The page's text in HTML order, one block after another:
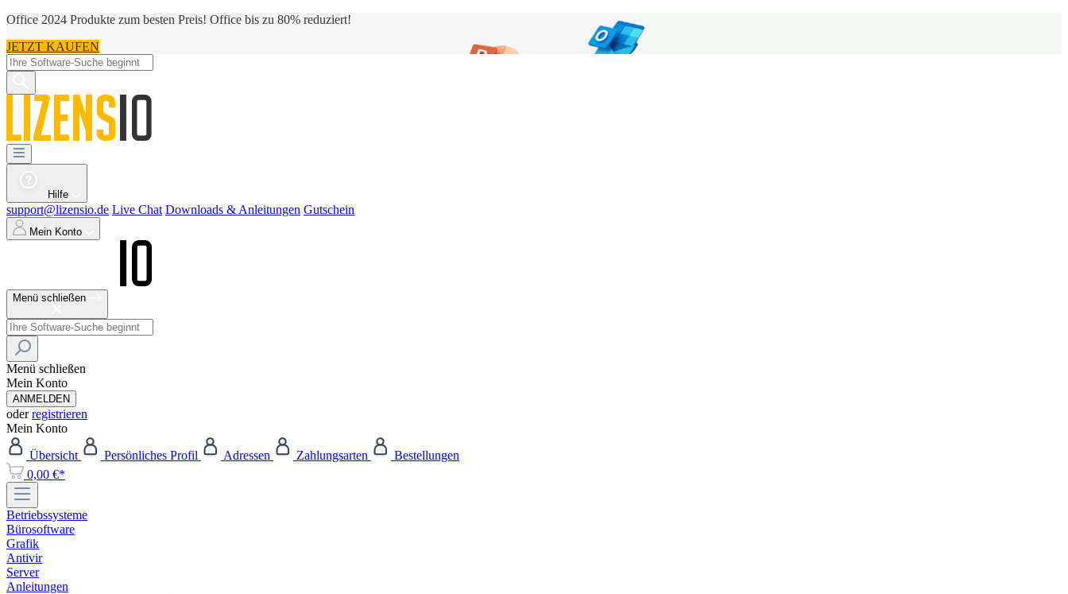
Office 2024 Produkte zum besten Preis! Office bis zu 80% reduziert!
JETZT KAUFEN
Hilfe
support@lizensio.de Live Chat Downloads & Anleitungen Gutschein
Mein Konto
Menü schließen
Menü schließen
Mein Konto
ANMELDEN
oderregistrieren
Mein Konto
Übersicht
Persönliches Profil Adressen Zahlungsarten
Bestellungen
0,00 €*
Betriebssysteme
Bürosoftware
Grafik
Antivir
Server
Anleitungen